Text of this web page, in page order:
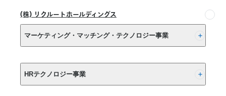
験
棚
卸
は
(株) リクルートホールディングス
マーケティング・マッチング・テクノロジー事業
(株) リクルート
HRテクノロジー事業